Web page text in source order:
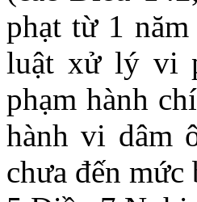
phạt từ 1
luật xử lý vi
phạm hành
hành vi dâm
chưa đến